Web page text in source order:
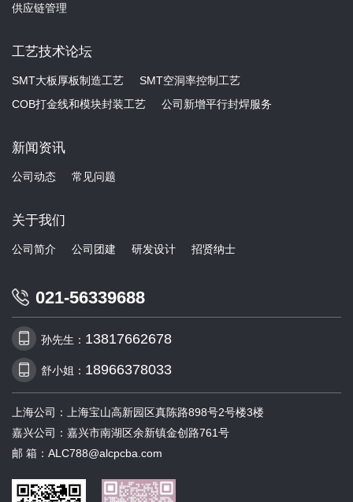
供应链管理
工艺技术论坛
SMT大板厚板制造工艺
SMT空洞率控制工艺
COB打金线和模块封装工艺
公司新增平行封焊服务
新闻资讯
公司动态 常见问题
关于我们
公司简介 公司团建 研发设计 招贤纳士
021-56339688
孙先生： 13817662678
舒小姐： 18966378033
上海公司：上海宝山高新园区真陈路898号2号楼3楼
嘉兴公司：嘉兴市南湖区余新镇金创路761号
邮 箱：ALC788@alcpcba.com